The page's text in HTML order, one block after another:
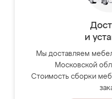
и
Мы доставляем
Московской
Стоимость сборки